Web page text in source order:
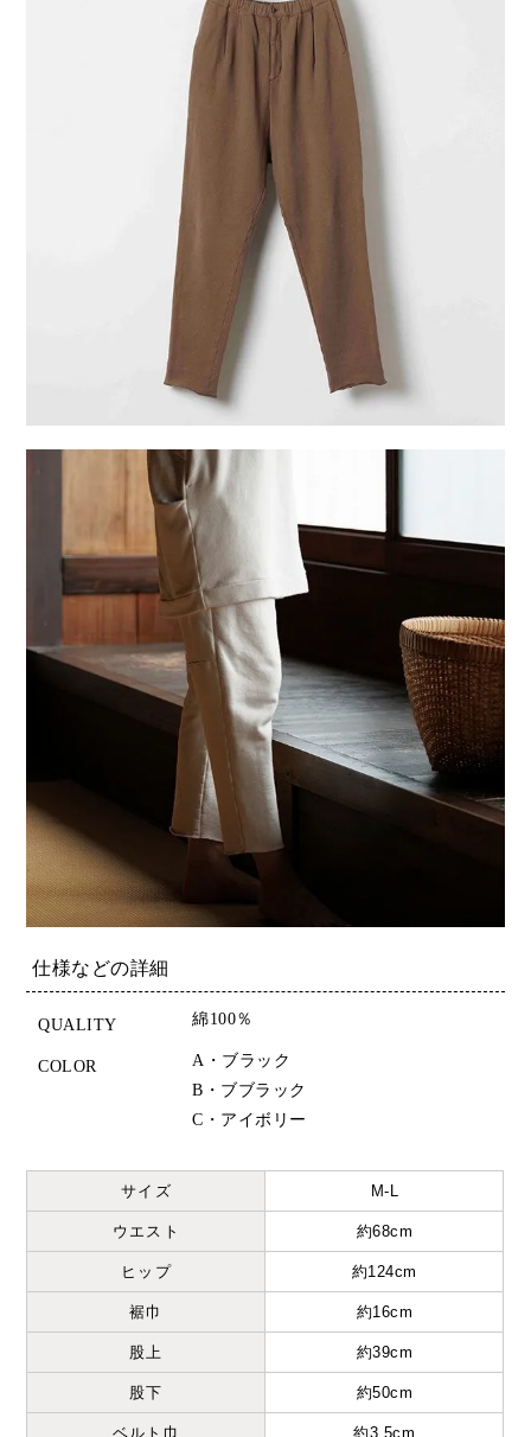
仕様などの詳細
QUALITY 綿100％
COLOR
A・ブラック
B・ブブラック
C・アイボリー
サイズ M-L
ウエスト 約68cm
ヒップ 約124cm
裾巾 約16cm
股上 約39cm
股下 約50cm
ベルト巾 約3.5cm